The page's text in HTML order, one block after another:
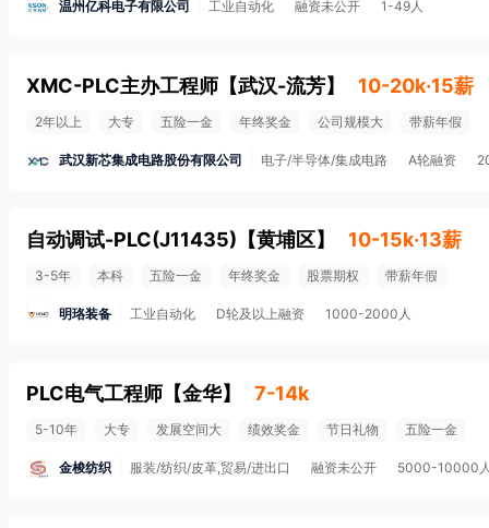
温州亿科电子有限公司 工业自动化 融资未公开 1-49人
XMC-PLC主办工程师 【武汉-流芳】 10-20k·15薪
2年以上 大专 五险一金 年终奖金 公司规模大 带薪年假
武汉新芯集成电路股份有限公司 电子/半导体/集成电路 A轮融资
自动调试-PLC(J11435) 【黄埔区】 10-15k·13薪
3-5年 本科 五险一金 年终奖金 股票期权 带薪年假
明珞装备 工业自动化 D轮及以上融资 1000-2000人
PLC电气工程师 【金华】 7-14k
5-10年 大专 发展空间大 绩效奖金 节日礼物 五险一金
金梭纺织 服装/纺织/皮革,贸易/进出口 融资未公开 5000-10000